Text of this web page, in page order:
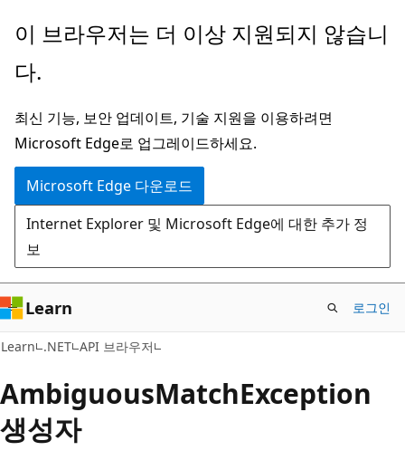
주
콘
츠
로
건
너
뛰
기
페
지
탐
색
으
로
건
너
뛰
기
이 브라우저는 더 이상 지원되지 않습니
다.
최신 기능, 보안 업데이트, 기술 지원을 이용하려면
Microsoft Edge로 업그레이드하세요.
Microsoft Edge 다운로드
Internet Explorer 및 Microsoft Edge에 대한 추가 정
보
Learn 로그인
Learn .NET API 브라우저
AmbiguousMatchException
생성자